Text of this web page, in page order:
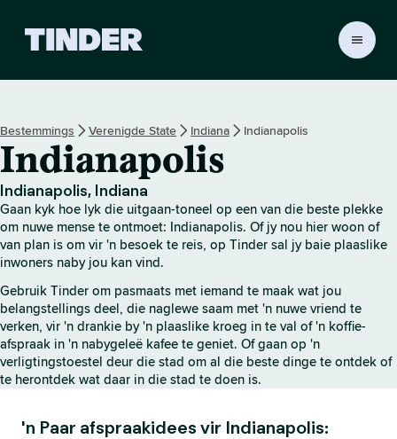
r
-
t
u
i
s
b
l
d
Bestemmings Verenigde State Indiana Indianapolis
Indianapolis
Indianapolis, Indiana
Gaan kyk hoe lyk die uitgaan-toneel op een van die beste plekke
om nuwe mense te ontmoet: Indianapolis. Of jy nou hier woon of
van plan is om vir 'n besoek te reis, op Tinder sal jy baie plaaslike
inwoners naby jou kan vind.
Gebruik Tinder om pasmaats met iemand te maak wat jou
belangstellings deel, die naglewe saam met 'n nuwe vriend te
verken, vir 'n drankie by 'n plaaslike kroeg in te val of 'n koffie-
afspraak in 'n nabygeleë kafee te geniet. Of gaan op 'n
verligtingstoestel deur die stad om al die beste dinge te ontdek of
te herontdek wat daar in die stad te doen is.
'n Paar afspraakidees vir Indianapolis: